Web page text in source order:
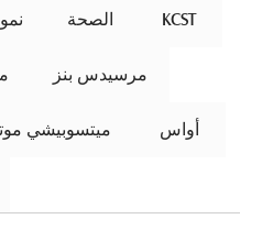
نمو الصحة KCST
مرسيدس بنز
ميتسوبيشي